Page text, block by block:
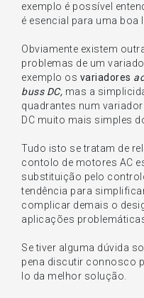
exemplo é possível
é esencial para uma boa
Obviamente existem
problemas de um
exemplo os variadores
buss DC, mas a
quadrantes num
DC muito mais simples
Tudo isto se tratam de
contolo de motores AC
substituição pelo
tendência para
complicar demais o
aplicações
Se tiver alguma dúvida
pena discutir connosco
lo da melhor solução.